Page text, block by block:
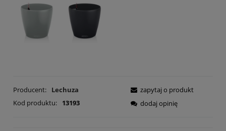
Producent:
Lechuza
Kod produktu:
13193
zapytaj o produkt
dodaj opinię